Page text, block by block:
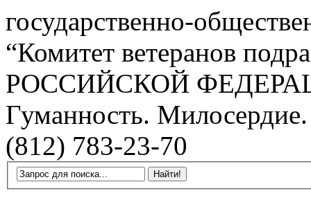
государственно-
“Комитет ветеранов
РОССИЙСКОЙ
Гуманность.
(812) 783-23-70